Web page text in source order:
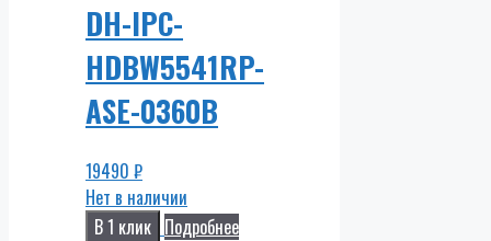
DH-IPC-
HDBW5541RP-
ASE-0360B
19490 ₽
Нет в наличии
В 1 клик Подробнее